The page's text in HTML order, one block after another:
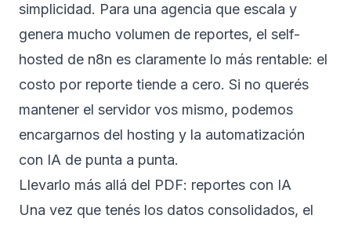
simplicidad. Para una agencia que escala y
genera mucho volumen de reportes, el self-
hosted de n8n es claramente lo más rentable: el
costo por reporte tiende a cero. Si no querés
mantener el servidor vos mismo, podemos
encargarnos del hosting y la automatización
con IA de punta a punta.
Llevarlo más allá del PDF: reportes con IA
Una vez que tenés los datos consolidados, el